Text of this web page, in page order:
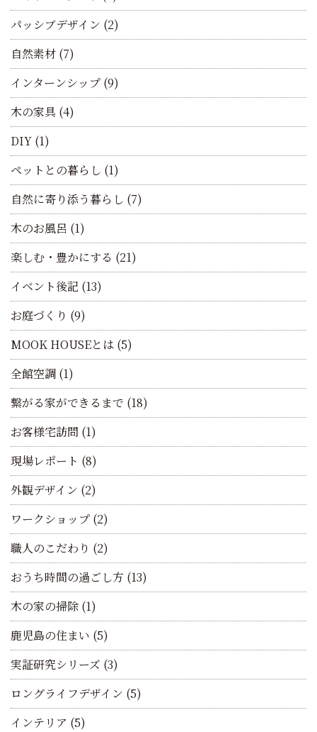
パッシブデザイン (2)
自然素材 (7)
インターンシップ (9)
木の家具 (4)
DIY (1)
ペットとの暮らし (1)
自然に寄り添う暮らし (7)
木のお風呂 (1)
楽しむ・豊かにする (21)
イベント後記 (13)
お庭づくり (9)
MOOK HOUSEとは (5)
全館空調 (1)
繋がる家ができるまで (18)
お客様宅訪問 (1)
現場レポート (8)
外観デザイン (2)
ワークショップ (2)
職人のこだわり (2)
おうち時間の過ごし方 (13)
木の家の掃除 (1)
鹿児島の住まい (5)
実証研究シリーズ (3)
ロングライフデザイン (5)
インテリア (5)